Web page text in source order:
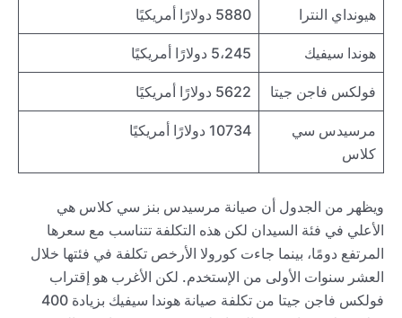
هيونداي النترا 5880 دولارًا أمريكيًا
هوندا سيفيك 5،245 دولارًا أمريكيًا
فولكس فاجن جيتا 5622 دولارًا أمريكيًا
مرسيدس سي
كلاس
10734 دولارًا أمريكيًا
ويظهر من الجدول أن صيانة مرسيدس بنز سي كلاس هي
الأعلي في فئة السيدان لكن هذه التكلفة تتناسب مع سعرها
المرتفع دومًا، بينما جاءت كورولا الأرخص تكلفة في فئتها خلال
العشر سنوات الأولى من الإستخدم. لكن الأغرب هو إقتراب
فولكس فاجن جيتا من تكلفة صيانة هوندا سيفيك بزيادة 400